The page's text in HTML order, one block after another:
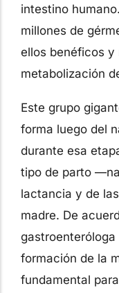
intestino
millones de
ellos benéficos y
metabolización
Este grupo
forma luego del
durante esa
tipo de parto
lactancia y de
madre. De
formación de la
fundamental